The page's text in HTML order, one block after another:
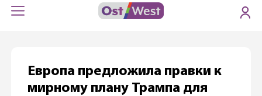
Европа предложила правки к
мирному плану Трампа для